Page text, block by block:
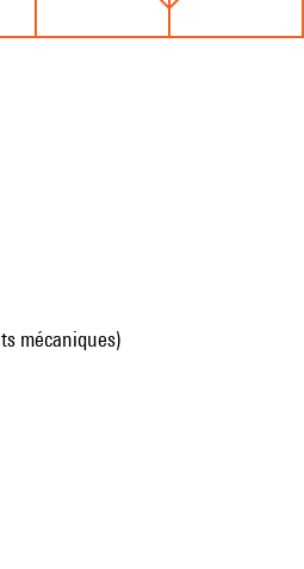
mécaniques)